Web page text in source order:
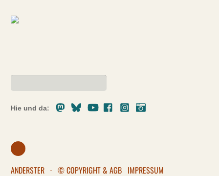
Hie und da:
MastodonBlueskyYoutubeFacebookInstagram
ANDERSTER · © COPYRIGHT & AGB IMPRESSUM